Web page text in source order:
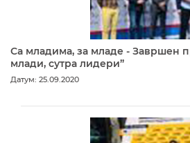
Са младима, за младе - Завршен
млади, сутра лидери”
Датум: 25.09.2020